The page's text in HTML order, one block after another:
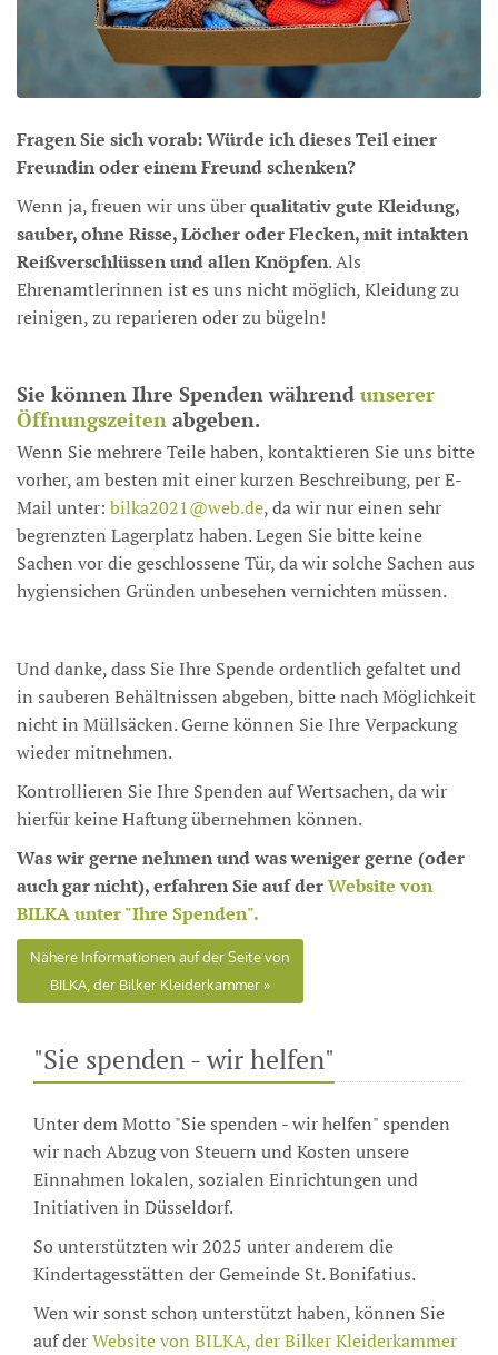
Fragen Sie sich vorab: Würde ich dieses Teil einer
Freundin oder einem Freund schenken?
Wenn ja, freuen wir uns überqualitativ gute Kleidung,
sauber, ohne Risse, Löcher oder Flecken, mit intakten
Reiß­ver­schlüssen und allen Knöpfen. Als
Ehrenamtlerinnen ist es uns nicht möglich, Kleidung zu
reinigen, zu reparieren oder zu bügeln!
Sie können Ihre Spenden während unserer
Öffnungszeiten abgeben.
Wenn Sie mehrere Teile haben, kontaktieren Sie uns bitte
vorher, am besten mit einer kurzen Beschreibung, per E-
Mail unter: bilka2021@web.de, da wir nur einen sehr
begrenzten Lagerplatz haben. Legen Sie bitte keine
Sachen vor die geschlossene Tür, da wir solche Sachen aus
hygiensichen Gründen unbesehen vernichten müssen.
Und danke, dass Sie Ihre Spende ordent­lich ge­fal­tet und
in sauberen Behält­nissen abgeben, bitte nach Möglichkeit
nicht in Müllsäcken. Gerne können Sie Ihre Verpackung
wieder mitnehmen.
Kontrol­lieren Sie Ihre Spen­den auf Wert­sachen, da wir
hierfür keine Haf­tung über­nehmen können.
Was wir gerne nehmen und was weniger gerne (oder
auch gar nicht), erfahren Sie auf derWebsite von
BILKA unter "Ihre Spenden".
Nähere Informationen auf der Seite von
BILKA, der Bilker Kleiderkammer
"Sie spenden - wir helfen"
Unter dem Motto "Sie spenden - wir helfen" spenden
wir nach Abzug von Steuern und Kosten unsere
Einnahmen lokalen, sozialen Einrichtungen und
Initiativen in Düsseldorf.
So unterstützten wir 2025 unter anderem die
Kindertagesstätten der Gemeinde St. Bonifatius.
Wen wir sonst schon unterstützt haben, können Sie
auf derWebsite von BILKA, der Bilker Kleiderkammer